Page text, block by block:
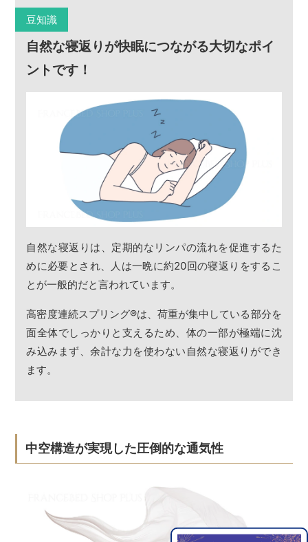
豆知識
自然な寝返りが快眠につながる大切なポイ
ントです！
自然な寝返りは、定期的なリンパの流れを促進するた
めに必要とされ、人は一晩に約20回の寝返りをするこ
とが一般的だと言われています。
高密度連続スプリング®は、荷重が集中している部分を
面全体でしっかりと支えるため、体の一部が極端に沈
み込みまず、余計な力を使わない自然な寝返りができ
ます。
中空構造が実現した圧倒的な通気性